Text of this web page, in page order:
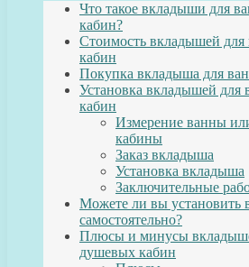
Что такое вкладыши для
кабин?
Стоимость вкладышей
кабин
Покупка вкладыша для
Установка вкладышей
кабин
Измерение ванны
кабины
Заказ вкладыша
Установка вкладыша
Заключительные
Можете ли вы установить
самостоятельно?
Плюсы и минусы
душевых кабин